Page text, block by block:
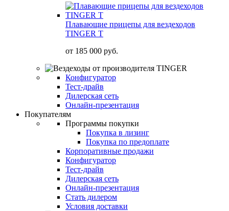
Плавающие прицепы для вездеходов
TINGER T
от 185 000 руб.
Конфигуратор
Тест-драйв
Дилерская сеть
Онлайн-презентация
Покупателям
Программы покупки
Покупка в лизинг
Покупка по предоплате
Корпоративные продажи
Конфигуратор
Тест-драйв
Дилерская сеть
Онлайн-презентация
Стать дилером
Условия доставки